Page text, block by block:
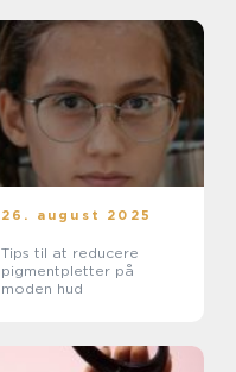
26. august 2025
Tips til at reducere
pigmentpletter på
moden hud